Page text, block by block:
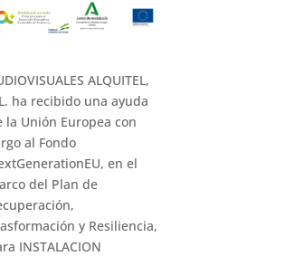
ALQUITEL,
ha recibido una ayuda
la Unión Europea con
al Fondo
en el
del Plan de
y Resiliencia,
INSTALACION